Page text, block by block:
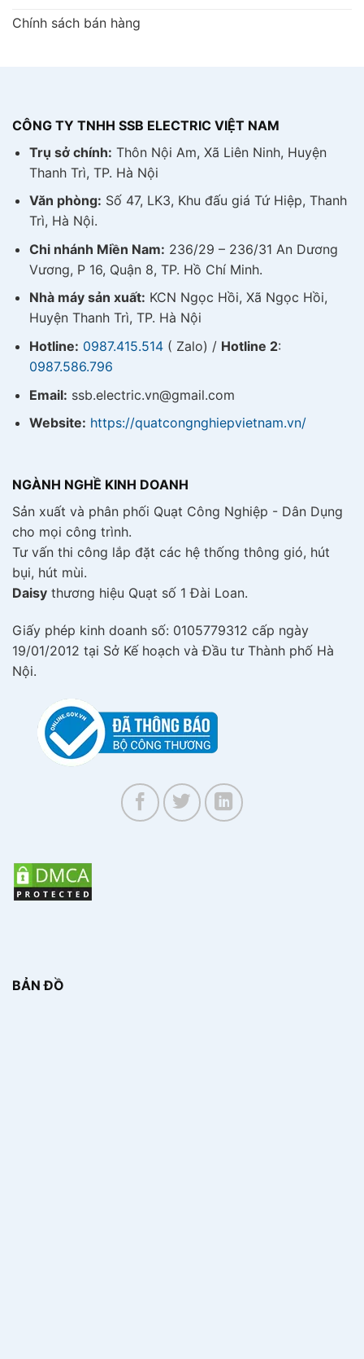
Chính sách bán hàng
CÔNG TY TNHH SSB ELECTRIC VIỆT NAM
Trụ sở chính: Thôn Nội Am, Xã Liên Ninh, Huyện
Thanh Trì, TP. Hà Nội
Văn phòng: Số 47, LK3, Khu đấu giá Tứ Hiệp, Thanh
Trì, Hà Nội.
Chi nhánh Miền Nam: 236/29 – 236/31 An Dương
Vương, P 16, Quận 8, TP. Hồ Chí Minh.
Nhà máy sản xuất: KCN Ngọc Hồi, Xã Ngọc Hồi,
Huyện Thanh Trì, TP. Hà Nội
Hotline: 0987.415.514( Zalo) / Hotline 2:
0987.586.796
Email: ssb.electric.vn@gmail.com
Website: https://quatcongnghiepvietnam.vn/
NGÀNH NGHỀ KINH DOANH
Sản xuất và phân phối Quạt Công Nghiệp - Dân Dụng
cho mọi công trình.
Tư vấn thi công lắp đặt các hệ thống thông gió, hút
bụi, hút mùi.
Daisy thương hiệu Quạt số 1 Đài Loan.
Giấy phép kinh doanh số: 0105779312 cấp ngày
19/01/2012 tại Sở Kế hoạch và Đầu tư Thành phố Hà
Nội.
BẢN ĐỒ